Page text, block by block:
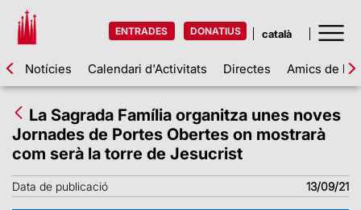
ENTRADES DONATIUS
Notícies Calendari d'Activitats Directes Amics de la
La Sagrada Família organitza unes noves
Jornades de Portes Obertes on mostrarà
com serà la torre de Jesucrist
Data de publicació 13/09/21